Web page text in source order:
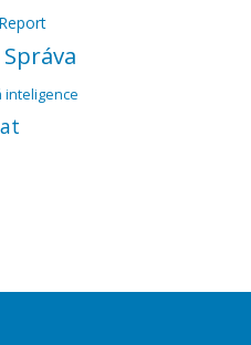
Report
Správa
inteligence